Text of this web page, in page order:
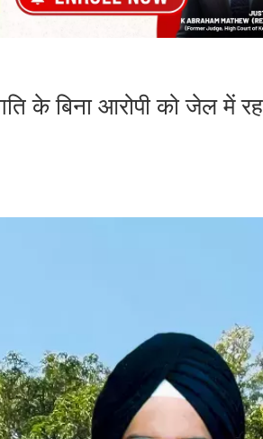
के बिना आरोपी को जेल में